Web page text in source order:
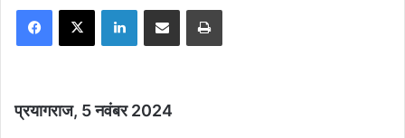
Facebook
X LinkedInShare via Email Print
प्रयागराज, 5 नवंबर 2024